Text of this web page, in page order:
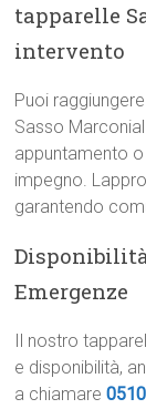
tapparelle
intervento
Puoi
Sasso
appuntamento
impegno.
garantendo
Emergenze
Il nostro
e disponibilità,
a chiamare